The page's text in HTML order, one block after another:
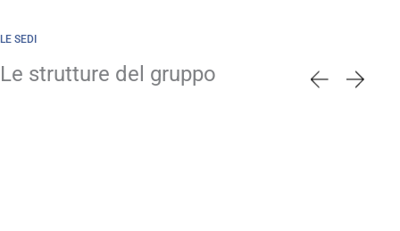
LE SEDI
Le strutture del gruppo